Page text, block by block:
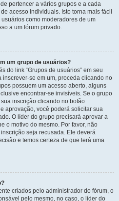
pertencer a vários grupos e a cada
acesso individuais. Isto torna mais fácil
como moderadores de um
a um fórum privado.
um grupo de usuários?
do link “Grupos de usuários” em seu
inscrever-se em um, proceda clicando no
possuem um acesso aberto, alguns
encontrar-se invisíveis. Se o grupo
inscrição clicando no botão
aprovação, você poderá solicitar sua
O líder do grupo precisará aprovar a
o motivo do mesmo. Por favor, não
seja recusada. Ele deverá
e temos certeza de que terá uma
criados pelo administrador do fórum, o
pelo mesmo, no caso, o líder do